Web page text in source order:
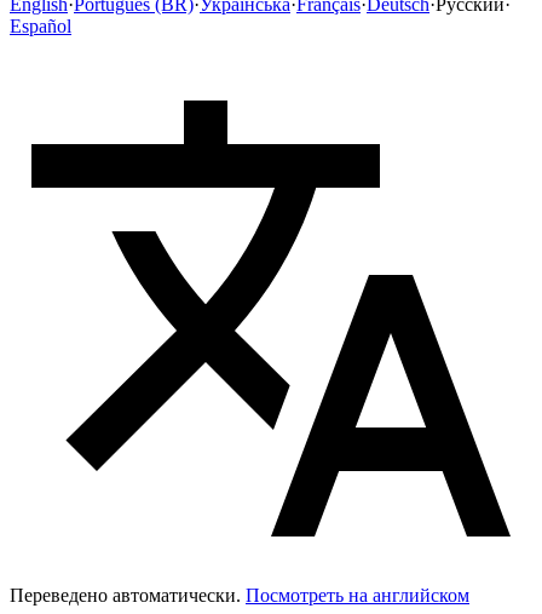
Español
Переведено автоматически. Посмотреть на английском